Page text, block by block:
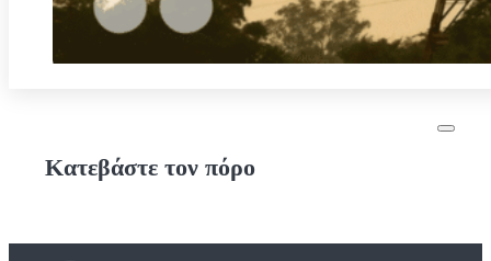
Κατεβάστε τον πόρο